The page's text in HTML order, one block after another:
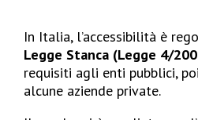
In Italia, l’accessibilità è
Legge Stanca (Legge 4/
requisiti agli enti pubblici,
alcune aziende private.